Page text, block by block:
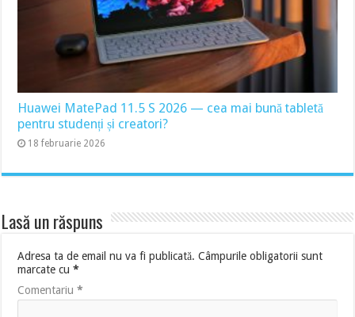
Huawei MatePad 11.5 S 2026 — cea mai bună tabletă
pentru studenți și creatori?
18 februarie 2026
Lasă un răspuns
Adresa ta de email nu va fi publicată. Câmpurile obligatorii sunt
marcate cu*
Comentariu*